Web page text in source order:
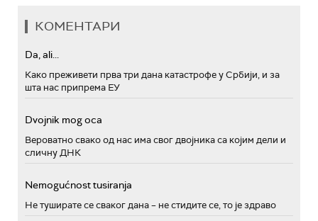
КОМЕНТАРИ
Da, ali...
Како преживети прва три дана катастрофе у Србији, и за
шта нас припрема ЕУ
Dvojnik mog oca
Вероватно свако од нас има свог двојника са којим дели и
сличну ДНК
Nemogućnost tusiranja
Не туширате се сваког дана – не стидите се, то је здраво